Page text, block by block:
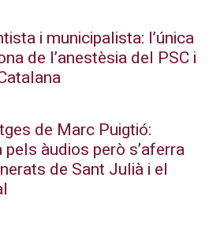
i municipalista: l’única
de l’anestèsia del PSC i
de Marc Puigtió:
pels àudios però s’aferra
de Sant Julià i el